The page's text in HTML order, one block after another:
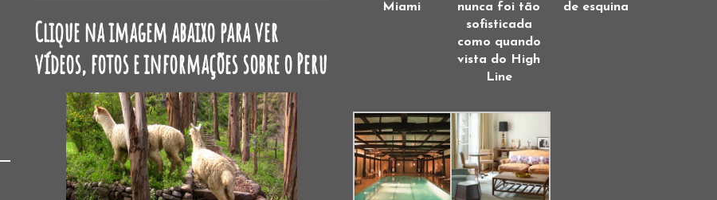
Clique na imagem abaixo para ver
vídeos, fotos e informações sobre o Peru
Miami
nunca foi tão
sofisticada
como quando
vista do High
Line
de esquina